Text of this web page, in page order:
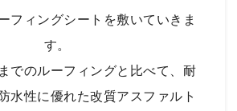
フィングシートを敷いていきま
す。
でのルーフィングと比べて、耐
水性に優れた改質アスファルト